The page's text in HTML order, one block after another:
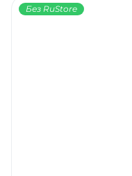
Без RuStore